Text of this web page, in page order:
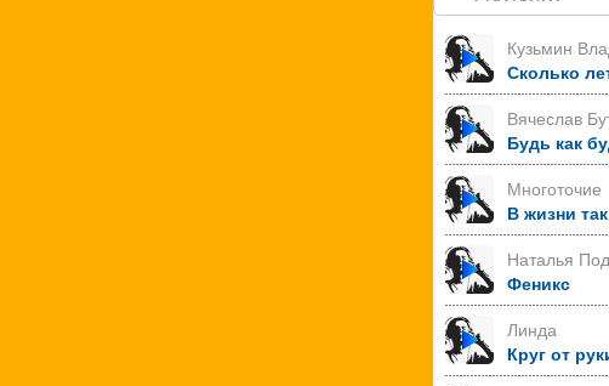
Кузьмин
Сколько
Вячеслав
Будь как
Многоточие
В жизни
Наталья
Феникс
Линда
Круг от